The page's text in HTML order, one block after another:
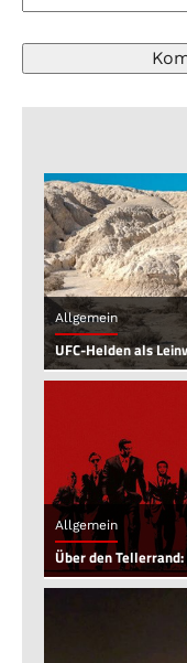
Allgemein
UFC-Helden als
Allgemein
Über den